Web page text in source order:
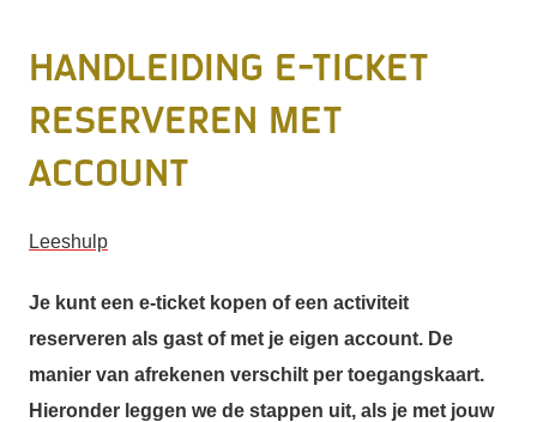
Handleiding e-ticket
reserveren met
account
Leeshulp
Je kunt een e-ticket kopen of een activiteit
reserveren als gast of met je eigen account. De
manier van afrekenen verschilt per toegangskaart.
Hieronder leggen we de stappen uit, als je met jouw